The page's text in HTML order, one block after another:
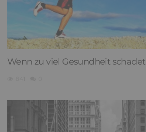
Wenn zu viel Gesundheit schadet